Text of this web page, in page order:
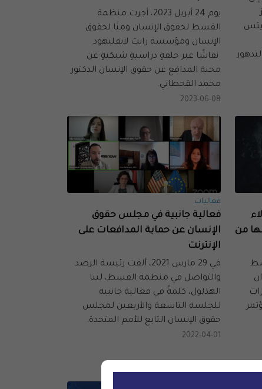
يوم 24 أبريل 2023، أجرت منظمة
القسط لحقوق الإنسان ومنَا لحقوق
الإنسان ومؤسسة رايت لايفليهود
نقاشًا عبر حلقةٍ دراسيةٍ شبكيةٍ عن
محنة المدافع عن حقوق الإنسان الدكتور
محمد القحطاني.
2023-06-08
من
القسط
فعاليات
فعالية جانبية في مجلس حقوق
الإنسان عن حماية المدافعات على
الإنترنت
في 29 مارس 2021، ألقت رئيسة الرصد
والتواصل في منظمة القسط، لينا
الهذلول، كلمةً في فعالية جانبية
للجلسة التاسعة والأربعين لمجلس
حقوق الإنسان التابع للأمم المتحدة.
2022-04-01